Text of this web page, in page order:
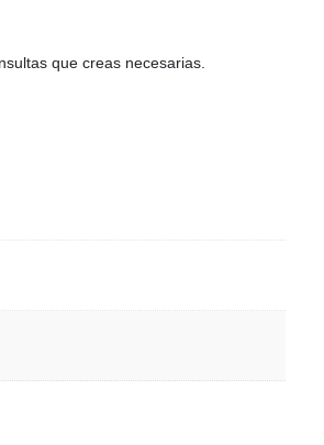
que creas necesarias.